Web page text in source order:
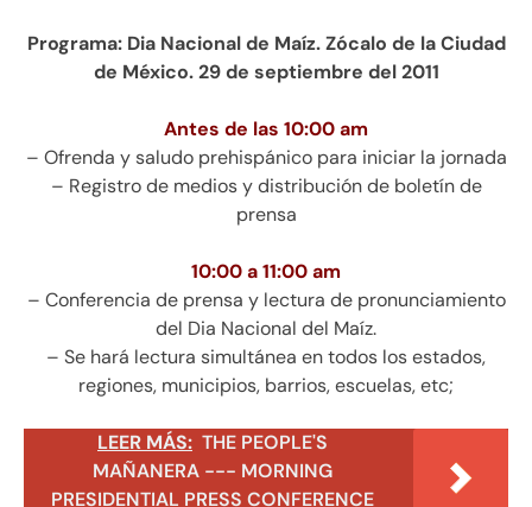
Programa: Dia Nacional de Maíz. Zócalo de la Ciudad
de México. 29 de septiembre del 2011
Antes de las 10:00 am
– Ofrenda y saludo prehispánico para iniciar la jornada
– Registro de medios y distribución de boletín de
prensa
10:00 a 11:00 am
– Conferencia de prensa y lectura de pronunciamiento
del Dia Nacional del Maíz.
– Se hará lectura simultánea en todos los estados,
regiones, municipios, barrios, escuelas, etc;
LEER MÁS: THE PEOPLE'S
MAÑANERA --- MORNING
PRESIDENTIAL PRESS CONFERENCE